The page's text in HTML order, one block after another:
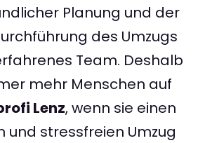
Planung und der
des Umzugs
Team. Deshalb
mehr Menschen auf
Lenz, wenn sie einen
und stressfreien Umzug